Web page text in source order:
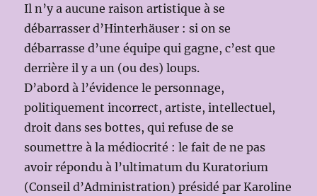
Il n’y a aucune raison artistique à se
débarrasser d’Hinterhäuser : si on se
débarrasse d’une équipe qui gagne, c’est que
derrière il y a un (ou des) loups.
D’abord à l’évidence le personnage,
politiquement incorrect, artiste, intellectuel,
droit dans ses bottes, qui refuse de se
soumettre à la médiocrité : le fait de ne pas
avoir répondu à l’ultimatum du Kuratorium
(Conseil d’Administration) présidé par Karoline